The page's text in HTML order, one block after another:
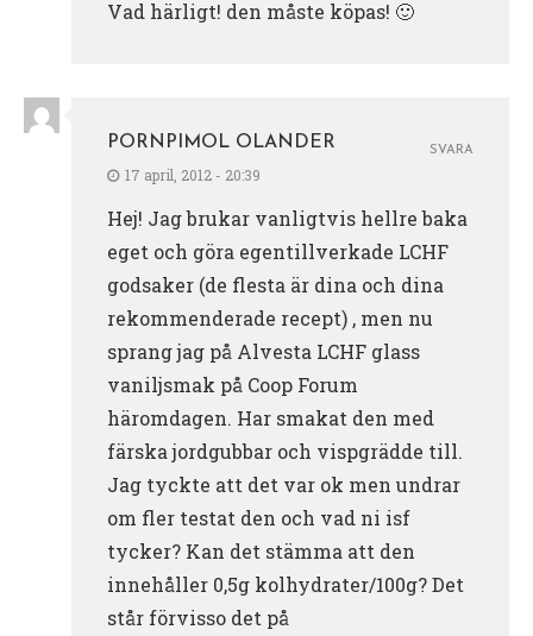
Vad härligt! den måste köpas! 🙂
PORNPIMOL OLANDER
17 april, 2012 - 20:39
Hej! Jag brukar vanligtvis hellre baka
eget och göra egentillverkade LCHF
godsaker (de flesta är dina och dina
rekommenderade recept) , men nu
sprang jag på Alvesta LCHF glass
vaniljsmak på Coop Forum
häromdagen. Har smakat den med
färska jordgubbar och vispgrädde till.
Jag tyckte att det var ok men undrar
om fler testat den och vad ni isf
tycker? Kan det stämma att den
innehåller 0,5g kolhydrater/100g? Det
står förvisso det på
SVARA